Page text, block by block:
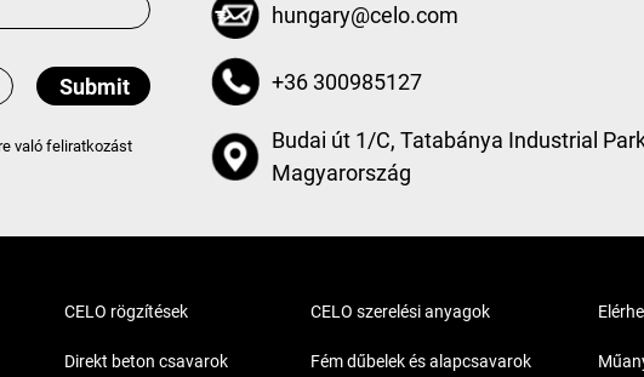
való feliratkozást
hungary@celo.com
+36 300985127
Budai út 1/C, Tatabánya Industrial
Magyarország
CELO rögzítések
Direkt beton csavarok
CELO szerelési anyagok
Fém dűbelek és alapcsavarok